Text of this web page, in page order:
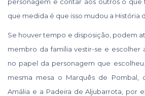
que medida é que isso mudou a História
Se houver tempo e disposição, podem
membro da família vestir-se e escolher
no papel da personagem que
mesma mesa o Marquês de Pombal,
Amália e a Padeira de Aljubarrota, por